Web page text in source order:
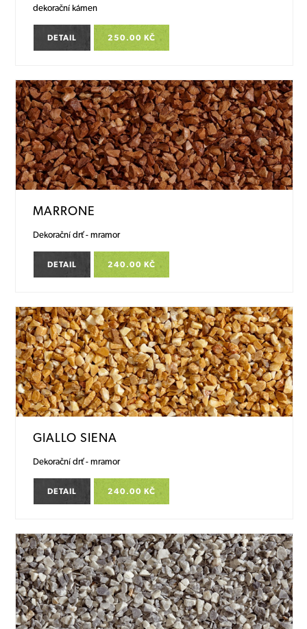
dekorační kámen
DETAIL 250.00 KČ
MARRONE
Dekorační drť - mramor
DETAIL 240.00 KČ
GIALLO SIENA
Dekorační drť - mramor
DETAIL 240.00 KČ